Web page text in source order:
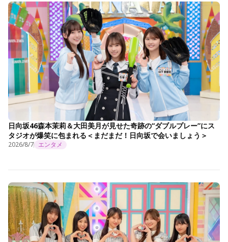
日向坂46森本茉莉＆大田美月が見せた奇跡の“ダブルプレー”にス
タジオが爆笑に包まれる＜まだまだ！日向坂で会いましょう＞
2026/8/7 エンタメ